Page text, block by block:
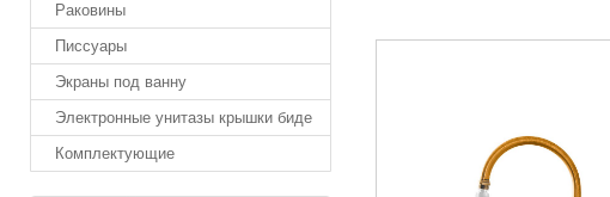
Раковины
Писсуары
Экраны под ванну
Электронные унитазы крышки биде
Комплектующие